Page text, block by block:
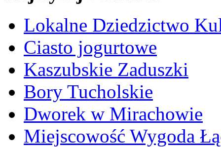
Lokalne Dziedzictwo
Ciasto jogurtowe
Kaszubskie Zaduszki
Bory Tucholskie
Dworek w Mirachowie
Miejscowość Wygoda